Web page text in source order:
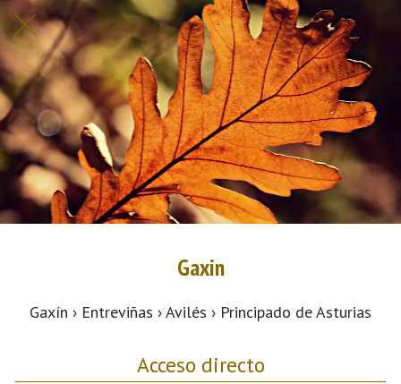
Gaxin
Gaxín › Entreviñas › Avilés › Principado de Asturias
Acceso directo